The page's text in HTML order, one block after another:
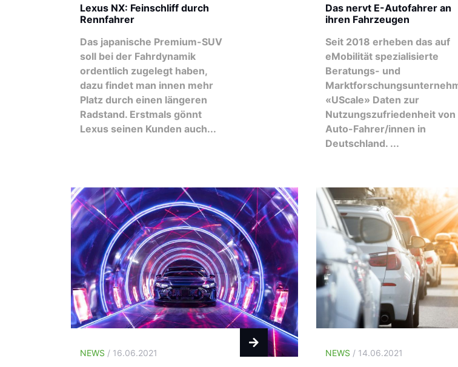
Lexus NX: Feinschliff durch
Rennfahrer
Das japanische Premium-SUV
soll bei der Fahrdynamik
ordentlich zugelegt haben,
dazu findet man innen mehr
Platz durch einen längeren
Radstand. Erstmals gönnt
Lexus seinen Kunden auch...
Das nervt E-Autofahrer an
ihren Fahrzeugen
Seit 2018 erheben das auf
eMobilität spezialisierte
Beratungs- und
«UScale» Daten zur
Nutzungszufriedenheit von
Auto-Fahrer/innen in
Deutschland. ...
NEWS / 16.06.2021 NEWS / 14.06.2021